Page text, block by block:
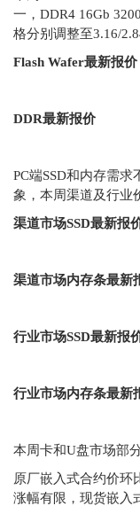
一，DDR4 16Gb
格分别调整至3.16/
Flash Wafer最新报价
DDR最新报价
PC端SSD和内存需
象，本周渠道及行业
渠道市场SSD最新报
渠道市场内存条最新
行业市场SSD最新报
行业市场内存条最新
本周卡和U盘市场部
原厂嵌入式合约价环
涨幅有限，现货嵌入